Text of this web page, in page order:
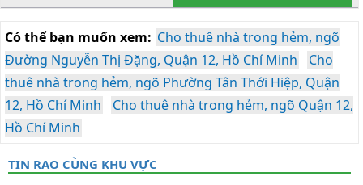
Có thể bạn muốn xem: Cho thuê nhà trong hẻm, ngõ
Đường Nguyễn Thị Đặng, Quận 12, Hồ Chí Minh
Cho
thuê nhà trong hẻm, ngõ Phường Tân Thới Hiệp, Quận
12, Hồ Chí Minh
Cho thuê nhà trong hẻm, ngõ Quận 12,
Hồ Chí Minh
TIN RAO CÙNG KHU VỰC